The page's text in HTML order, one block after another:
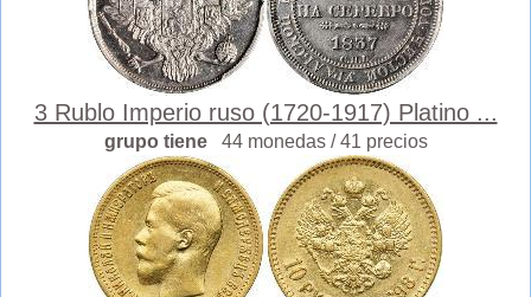
3 Rublo Imperio ruso (1720-1917) Platino ...
grupo tiene 44 monedas / 41 precios